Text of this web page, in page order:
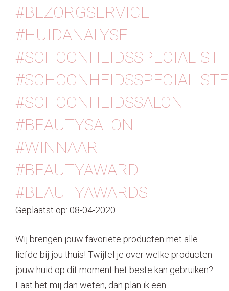
#BEZORGSERVICE
#HUIDANALYSE
#SCHOONHEIDSSPECIALIST
#SCHOONHEIDSSPECIALISTE
#SCHOONHEIDSSALON
#BEAUTYSALON
#WINNAAR
#BEAUTYAWARD
#BEAUTYAWARDS⁠
Geplaatst op: 08-04-2020
Wij brengen jouw favoriete producten met alle
liefde bij jou thuis! ️⁠⁠Twijfel je over welke producten
jouw huid op dit moment het beste kan gebruiken?
Laat het mij dan weten, dan plan ik een